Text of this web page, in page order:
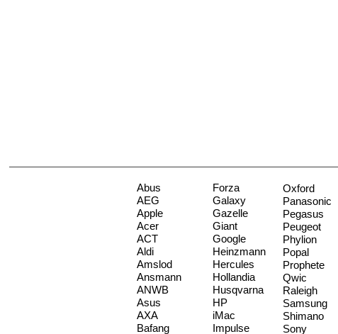
Abus
AEG
Apple
Acer
ACT
Aldi
Amslod
Ansmann
ANWB
Asus
AXA
Bafang
Forza
Galaxy
Gazelle
Giant
Google
Heinzmann
Hercules
Hollandia
Husqvarna
HP
iMac
Impulse
Oxford
Panasonic
Pegasus
Peugeot
Phylion
Popal
Prophete
Qwic
Raleigh
Samsung
Shimano
Sony